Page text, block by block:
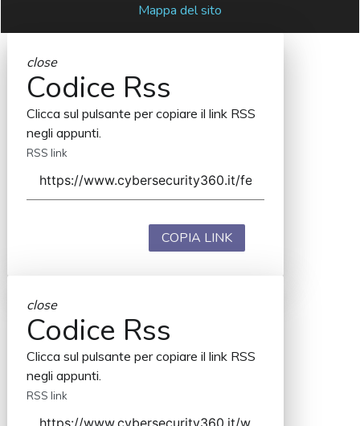
Mappa del sito
close
Codice Rss
Clicca sul pulsante per copiare il link RSS
negli appunti.
RSS link
COPIA LINK
close
Codice Rss
Clicca sul pulsante per copiare il link RSS
negli appunti.
RSS link